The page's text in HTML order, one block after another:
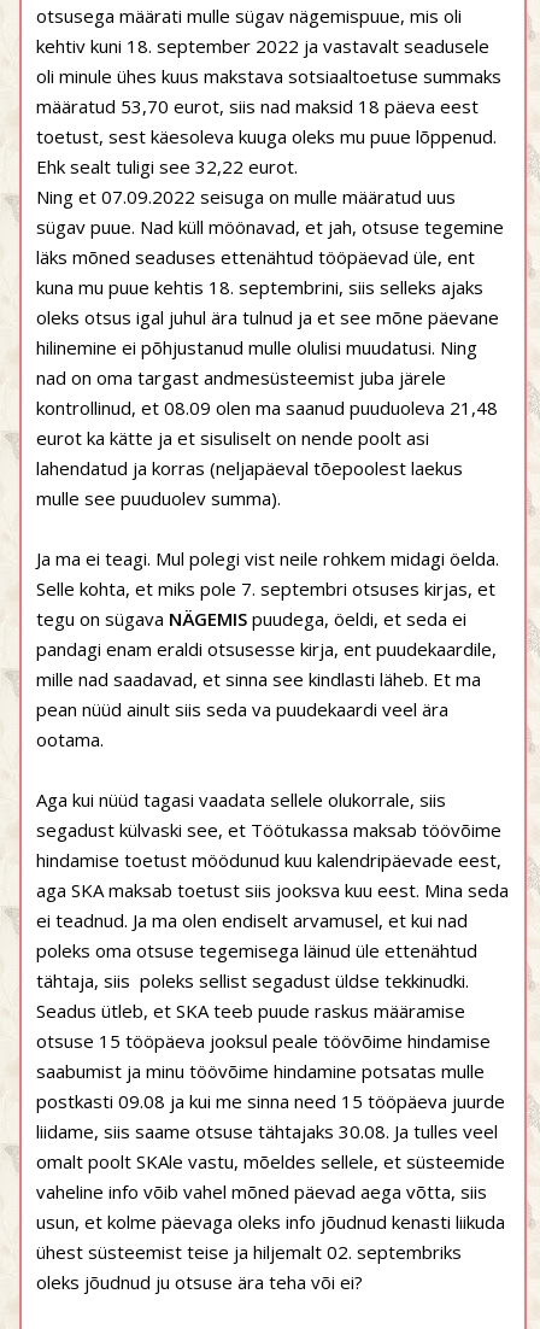
otsusega määrati mulle sügav nägemispuue, mis oli
kehtiv kuni 18. september 2022 ja vastavalt seadusele
oli minule ühes kuus makstava sotsiaaltoetuse summaks
määratud 53,70 eurot, siis nad maksid 18 päeva eest
toetust, sest käesoleva kuuga oleks mu puue lõppenud.
Ehk sealt tuligi see 32,22 eurot.
Ning et 07.09.2022 seisuga on mulle määratud uus
sügav puue. Nad küll möönavad, et jah, otsuse tegemine
läks mõned seaduses ettenähtud tööpäevad üle, ent
kuna mu puue kehtis 18. septembrini, siis selleks ajaks
oleks otsus igal juhul ära tulnud ja et see mõne päevane
hilinemine ei põhjustanud mulle olulisi muudatusi. Ning
nad on oma targast andmesüsteemist juba järele
kontrollinud, et 08.09 olen ma saanud puuduoleva 21,48
eurot ka kätte ja et sisuliselt on nende poolt asi
lahendatud ja korras (neljapäeval tõepoolest laekus
mulle see puuduolev summa).
Ja ma ei teagi. Mul polegi vist neile rohkem midagi öelda.
Selle kohta, et miks pole 7. septembri otsuses kirjas, et
tegu on sügava NÄGEMIS puudega, öeldi, et seda ei
pandagi enam eraldi otsusesse kirja, ent puudekaardile,
mille nad saadavad, et sinna see kindlasti läheb. Et ma
pean nüüd ainult siis seda va puudekaardi veel ära
ootama.
Aga kui nüüd tagasi vaadata sellele olukorrale, siis
segadust külvaski see, et Töötukassa maksab töövõime
hindamise toetust möödunud kuu kalendripäevade eest,
aga SKA maksab toetust siis jooksva kuu eest. Mina seda
ei teadnud. Ja ma olen endiselt arvamusel, et kui nad
poleks oma otsuse tegemisega läinud üle ettenähtud
tähtaja, siis poleks sellist segadust üldse tekkinudki.
Seadus ütleb, et SKA teeb puude raskus määramise
otsuse 15 tööpäeva jooksul peale töövõime hindamise
saabumist ja minu töövõime hindamine potsatas mulle
postkasti 09.08 ja kui me sinna need 15 tööpäeva juurde
liidame, siis saame otsuse tähtajaks 30.08. Ja tulles veel
omalt poolt SKAle vastu, mõeldes sellele, et süsteemide
vaheline info võib vahel mõned päevad aega võtta, siis
usun, et kolme päevaga oleks info jõudnud kenasti liikuda
ühest süsteemist teise ja hiljemalt 02. septembriks
oleks jõudnud ju otsuse ära teha või ei?